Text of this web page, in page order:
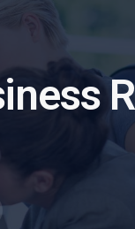
iness R